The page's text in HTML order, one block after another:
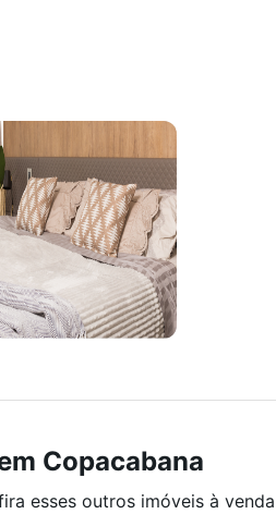
Copacabana
esses outros imóveis à venda